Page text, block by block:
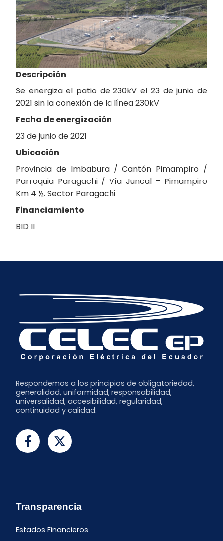
Descripción
Se energiza el patio de 230kV el 23 de junio de
2021 sin la conexión de la línea 230kV
Fecha de energización
23 de junio de 2021
Ubicación
Provincia de Imbabura / Cantón Pimampiro /
Parroquia Paragachi / Vía Juncal – Pimampiro
Km 4 ½. Sector Paragachi
Financiamiento
BID II
Respondemos a los principios de obligatoriedad,
generalidad, uniformidad, responsabilidad,
universalidad, accesibilidad, regularidad,
continuidad y calidad.
Transparencia
Estados Financieros